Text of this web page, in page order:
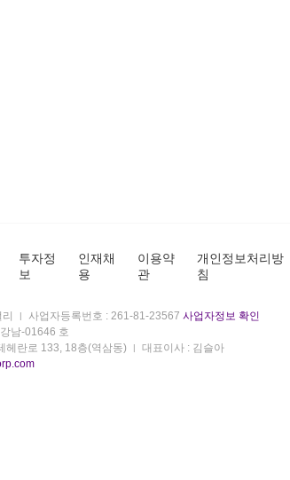
투자정
보
인재채
용
이용약
관
개인정보처리방
침
사업자등록번호 : 261-81-23567 사업자정보 확인
남-01646 호
헤란로 133, 18층(역삼동)
대표이사 : 김슬아